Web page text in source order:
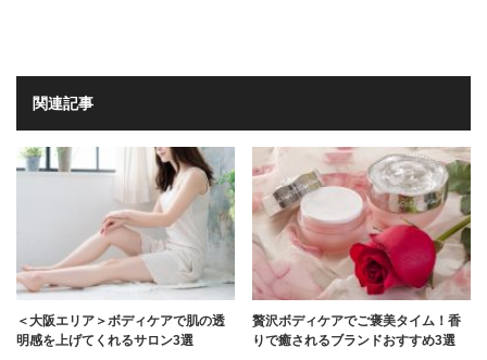
関連記事
＜大阪エリア＞ボディケアで肌の透
明感を上げてくれるサロン3選
贅沢ボディケアでご褒美タイム！香
りで癒されるブランドおすすめ3選